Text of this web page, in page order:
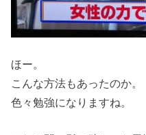
ほー。
こんな方法もあったのか。
色々勉強になりますね。